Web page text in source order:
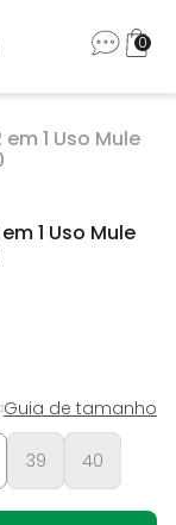
0
1 Uso Mule
1 Uso Mule
39 40
Guia de tamanho